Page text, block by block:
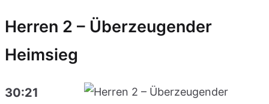
Herren 2 – Überzeugender
Heimsieg
30:21